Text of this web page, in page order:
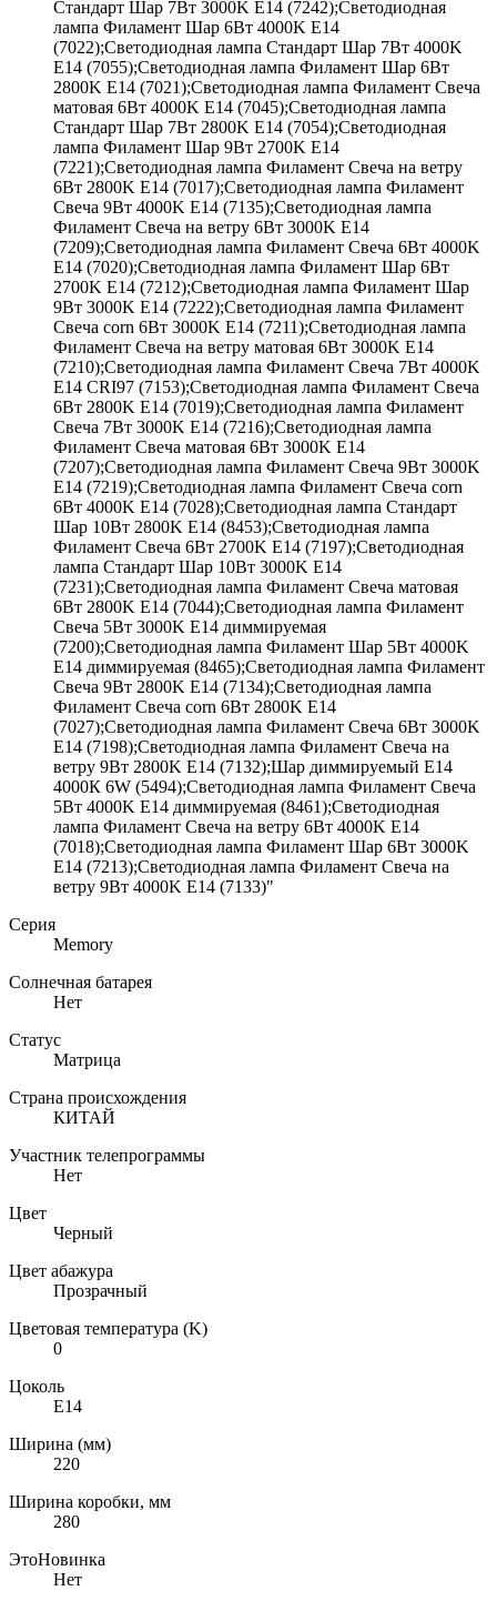
Стандарт Шар 7Вт 3000K E14 (7242);Светодиодная
лампа Филамент Шар 6Вт 4000K E14
(7022);Светодиодная лампа Стандарт Шар 7Вт 4000K
E14 (7055);Светодиодная лампа Филамент Шар 6Вт
2800K E14 (7021);Светодиодная лампа Филамент Свеча
матовая 6Вт 4000K E14 (7045);Светодиодная лампа
Стандарт Шар 7Вт 2800K E14 (7054);Светодиодная
лампа Филамент Шар 9Вт 2700K E14
(7221);Светодиодная лампа Филамент Свеча на ветру
6Вт 2800K E14 (7017);Светодиодная лампа Филамент
Свеча 9Вт 4000K E14 (7135);Светодиодная лампа
Филамент Свеча на ветру 6Вт 3000K E14
(7209);Светодиодная лампа Филамент Свеча 6Вт 4000K
E14 (7020);Светодиодная лампа Филамент Шар 6Вт
2700K E14 (7212);Светодиодная лампа Филамент Шар
9Вт 3000K E14 (7222);Светодиодная лампа Филамент
Свеча corn 6Вт 3000K E14 (7211);Светодиодная лампа
Филамент Свеча на ветру матовая 6Вт 3000K E14
(7210);Светодиодная лампа Филамент Свеча 7Вт 4000K
E14 CRI97 (7153);Светодиодная лампа Филамент Свеча
6Вт 2800K E14 (7019);Светодиодная лампа Филамент
Свеча 7Вт 3000K E14 (7216);Светодиодная лампа
Филамент Свеча матовая 6Вт 3000K E14
(7207);Светодиодная лампа Филамент Свеча 9Вт 3000K
E14 (7219);Светодиодная лампа Филамент Свеча corn
6Вт 4000K E14 (7028);Светодиодная лампа Стандарт
Шар 10Вт 2800K E14 (8453);Светодиодная лампа
Филамент Свеча 6Вт 2700K E14 (7197);Светодиодная
лампа Стандарт Шар 10Вт 3000K E14
(7231);Светодиодная лампа Филамент Свеча матовая
6Вт 2800K E14 (7044);Светодиодная лампа Филамент
Свеча 5Вт 3000K E14 диммируемая
(7200);Светодиодная лампа Филамент Шар 5Вт 4000K
E14 диммируемая (8465);Светодиодная лампа Филамент
Свеча 9Вт 2800K E14 (7134);Светодиодная лампа
Филамент Свеча corn 6Вт 2800K E14
(7027);Светодиодная лампа Филамент Свеча 6Вт 3000K
E14 (7198);Светодиодная лампа Филамент Свеча на
ветру 9Вт 2800K E14 (7132);Шар диммируемый Е14
4000К 6W (5494);Светодиодная лампа Филамент Свеча
5Вт 4000K E14 диммируемая (8461);Светодиодная
лампа Филамент Свеча на ветру 6Вт 4000K E14
(7018);Светодиодная лампа Филамент Шар 6Вт 3000K
E14 (7213);Светодиодная лампа Филамент Свеча на
ветру 9Вт 4000K E14 (7133)"
Серия
Memory
Солнечная батарея
Нет
Статус
Матрица
Страна происхождения
КИТАЙ
Участник телепрограммы
Нет
Цвет
Черный
Цвет абажура
Прозрачный
Цветовая температура (K)
0
Цоколь
E14
Ширина (мм)
220
Ширина коробки, мм
280
ЭтоНовинка
Нет